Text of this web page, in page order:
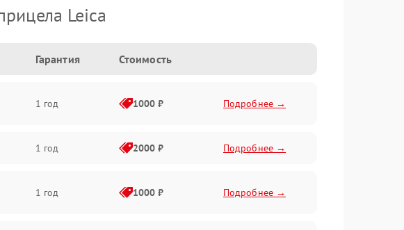
Leica
Гарантия Стоимость
1 год 1000 ₽ Подробнее →
1 год 2000 ₽ Подробнее →
1 год 1000 ₽ Подробнее →